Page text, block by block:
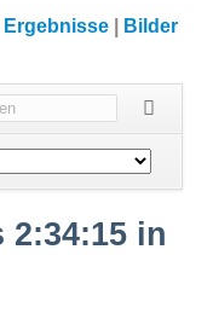
Ergebnisse Bilder
2:34:15 in